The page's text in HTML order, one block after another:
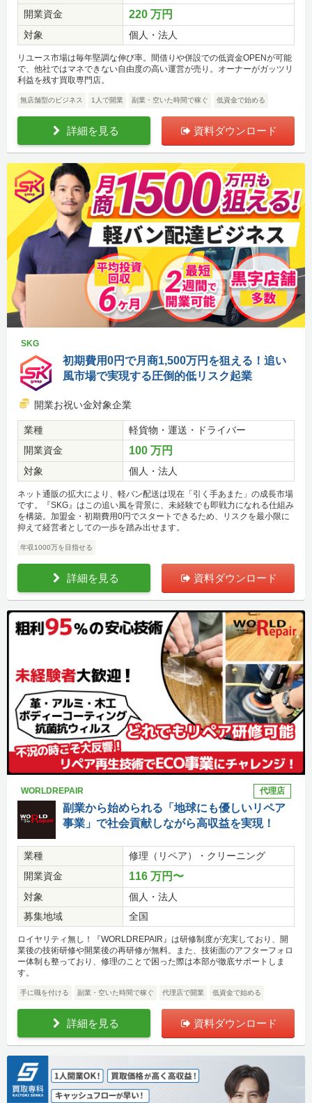
開業資金
220 万円
対象 個人・法人
リユース市場は毎年堅調な伸び率。間借りや併設での低資金OPENが可能
で、他社ではマネできない自由度の高い運営が売り。オーナーがガッツリ
利益を残す買取専門店。
無店舗型のビジネス 1人で開業 副業・空いた時間で稼ぐ 低資金で始める
詳細を見る 資料ダウンロード
SKG
初期費用0円で月商1,500万円を狙える！追い
風市場で実現する圧倒的低リスク起業
開業お祝い金対象企業
業種
軽貨物・運送・ドライバー
開業資金
100 万円
対象 個人・法人
ネット通販の拡大により、軽バン配送は現在「引く手あまた」の成長市場
です。『SKG』はこの追い風を背景に、未経験でも即戦力になれる仕組み
を構築。加盟金・初期費用0円でスタートできるため、リスクを最小限に
抑えて経営者としての一歩を踏み出せます。
年収1000万を目指せる
詳細を見る 資料ダウンロード
WORLDREPAIR 代理店
副業から始められる「地球にも優しいリペア
事業」で社会貢献しながら高収益を実現！
業種
修理（リペア）・クリーニング
開業資金
116 万円〜
対象
個人・法人
募集地域
全国
ロイヤリティ無し！『WORLDREPAIR』は研修制度が充実しており、開
業後の技術研修や開業後の再研修が無料。また、技術面のアフターフォロ
ー体制も整っており、修理のことで困った際は本部が徹底サポートしま
す。
手に職を付ける 副業・空いた時間で稼ぐ 代理店で開業 低資金で始める
詳細を見る 資料ダウンロード